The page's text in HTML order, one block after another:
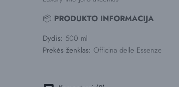
📦 PRODUKTO INFORMACIJA
Dydis: 500 ml
Prekės ženklas: Officina delle Essenze